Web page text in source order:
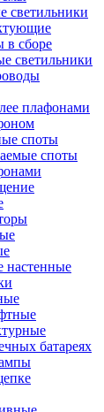
светильники
в сборе
светильники
плафонами
споты
споты
настенные
батареях